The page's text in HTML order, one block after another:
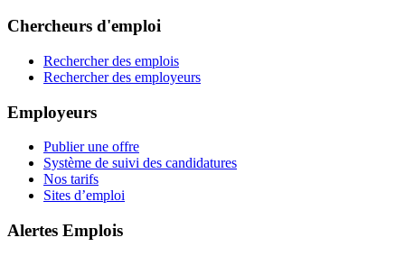
Chercheurs d'emploi
Rechercher des emplois
Rechercher des employeurs
Employeurs
Publier une offre
Système de suivi des candidatures
Nos tarifs
Sites d’emploi
Alertes Emplois